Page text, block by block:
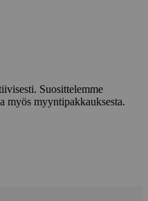
Suosittelemme
myös myyntipakkauksesta.